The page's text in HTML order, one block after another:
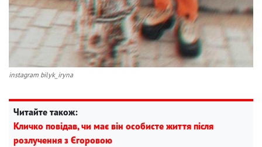
instagram bilyk_iryna
Читайте також:
Кличко повідав, чи має він особисте життя після
розлучення з Єгоровою